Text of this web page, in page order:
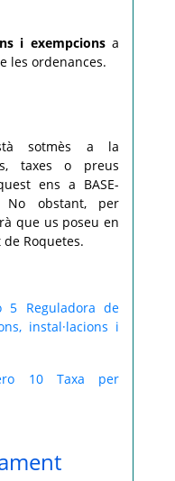
i exempcionsa
les ordenances.
sotmès a la
taxes o preus
ens a BASE-
No obstant, per
que us poseu en
Roquetes.
5 Reguladora de
instal·lacions i
10 Taxa per